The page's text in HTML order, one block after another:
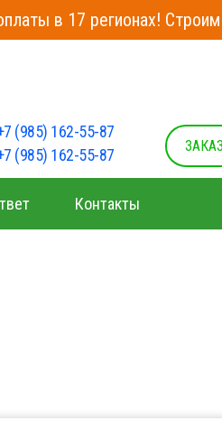
в 17 регионах!
(985) 162-55-87
(985) 162-55-87
Контакты